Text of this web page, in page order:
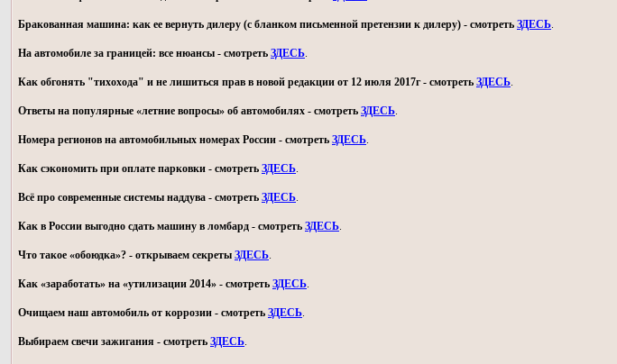
Бракованная машина: как ее вернуть дилеру (с бланком письменной претензии к дилеру) - смотреть ЗДЕСЬ.
На автомобиле за границей: все нюансы - смотреть ЗДЕСЬ.
Как обгонять "тихохода" и не лишиться прав в новой редакции от 12 июля 2017г - смотреть ЗДЕСЬ.
Ответы на популярные «летние вопросы» об автомобилях - смотреть ЗДЕСЬ.
Номера регионов на автомобильных номерах России - смотреть ЗДЕСЬ.
Как сэкономить при оплате парковки - смотреть ЗДЕСЬ.
Всё про современные системы наддува - смотреть ЗДЕСЬ.
Как в России выгодно сдать машину в ломбард - смотреть ЗДЕСЬ.
Что такое «обоюдка»? - открываем секреты ЗДЕСЬ.
Как «заработать» на «утилизации 2014» - смотреть ЗДЕСЬ.
Очищаем наш автомобиль от коррозии - смотреть ЗДЕСЬ.
Выбираем свечи зажигания - смотреть ЗДЕСЬ.